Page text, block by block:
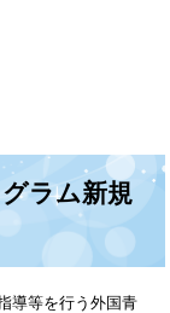
ラム新規
導等を行う外国青